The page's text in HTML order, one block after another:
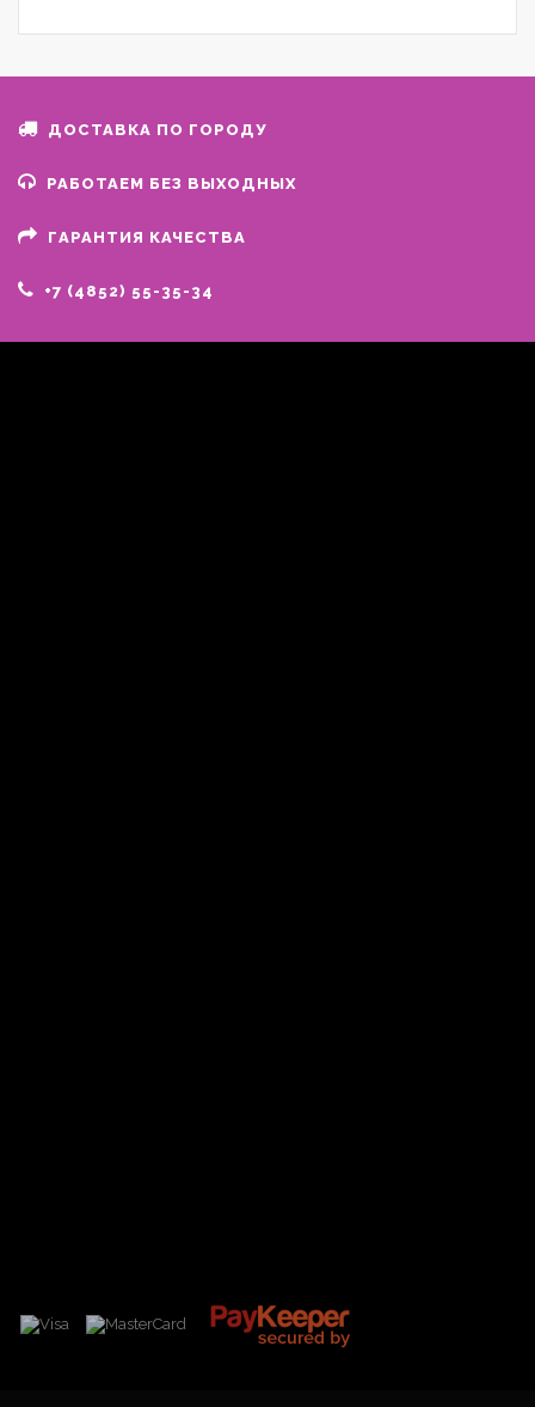
ДОСТАВКА ПО ГОРОДУ
РАБОТАЕМ БЕЗ ВЫХОДНЫХ
ГАРАНТИЯ КАЧЕСТВА
+7 (4852) 55-35-34